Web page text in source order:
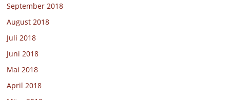
September 2018
August 2018
Juli 2018
Juni 2018
Mai 2018
April 2018